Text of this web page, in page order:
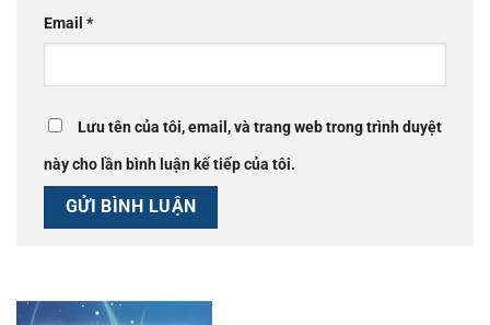
Email *
Lưu tên của tôi, email, và trang web trong trình duyệt
này cho lần bình luận kế tiếp của tôi.